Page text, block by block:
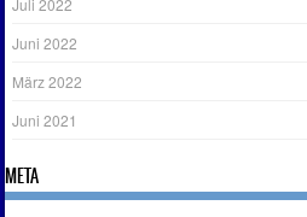
Juni 2022
März 2022
Juni 2021
META